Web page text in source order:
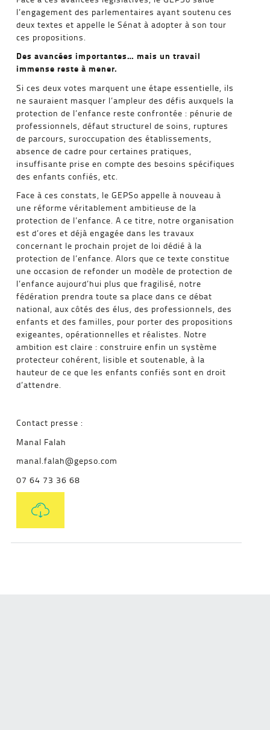
l’engagement des parlementaires ayant soutenu ces
deux textes et appelle le Sénat à adopter à son tour
ces propositions.
Des avancées importantes… mais un travail
immense reste à mener.
Si ces deux votes marquent une étape essentielle, ils
ne sauraient masquer l’ampleur des défis auxquels la
protection de l’enfance reste confrontée : pénurie de
professionnels, défaut structurel de soins, ruptures
de parcours, suroccupation des établissements,
absence de cadre pour certaines pratiques,
insuffisante prise en compte des besoins spécifiques
des enfants confiés, etc.
Face à ces constats, le GEPSo appelle à nouveau à
une réforme véritablement ambitieuse de la
protection de l’enfance. A ce titre, notre organisation
est d’ores et déjà engagée dans les travaux
concernant le prochain projet de loi dédié à la
protection de l’enfance. Alors que ce texte constitue
une occasion de refonder un modèle de protection de
l’enfance aujourd’hui plus que fragilisé, notre
fédération prendra toute sa place dans ce débat
national, aux côtés des élus, des professionnels, des
enfants et des familles, pour porter des propositions
exigeantes, opérationnelles et réalistes. Notre
ambition est claire : construire enfin un système
protecteur cohérent, lisible et soutenable, à la
hauteur de ce que les enfants confiés sont en droit
d’attendre.
Contact presse :
Manal Falah
manal.falah@gepso.com
07 64 73 36 68